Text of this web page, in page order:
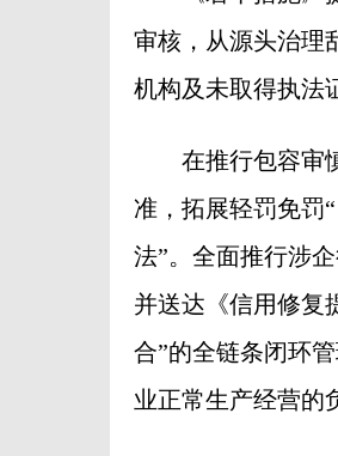
审核，从源头治理
机构及未取得执法
在推行包容审慎
准，拓展轻罚免罚
法”。全面推行涉
并送达《信用修复
合”的全链条闭环
业正常生产经营的